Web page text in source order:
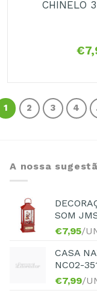
CHINELO
€
1 2 3 4
A nossa
SOM
€7,95/
CASA
NC02-
€7,99/